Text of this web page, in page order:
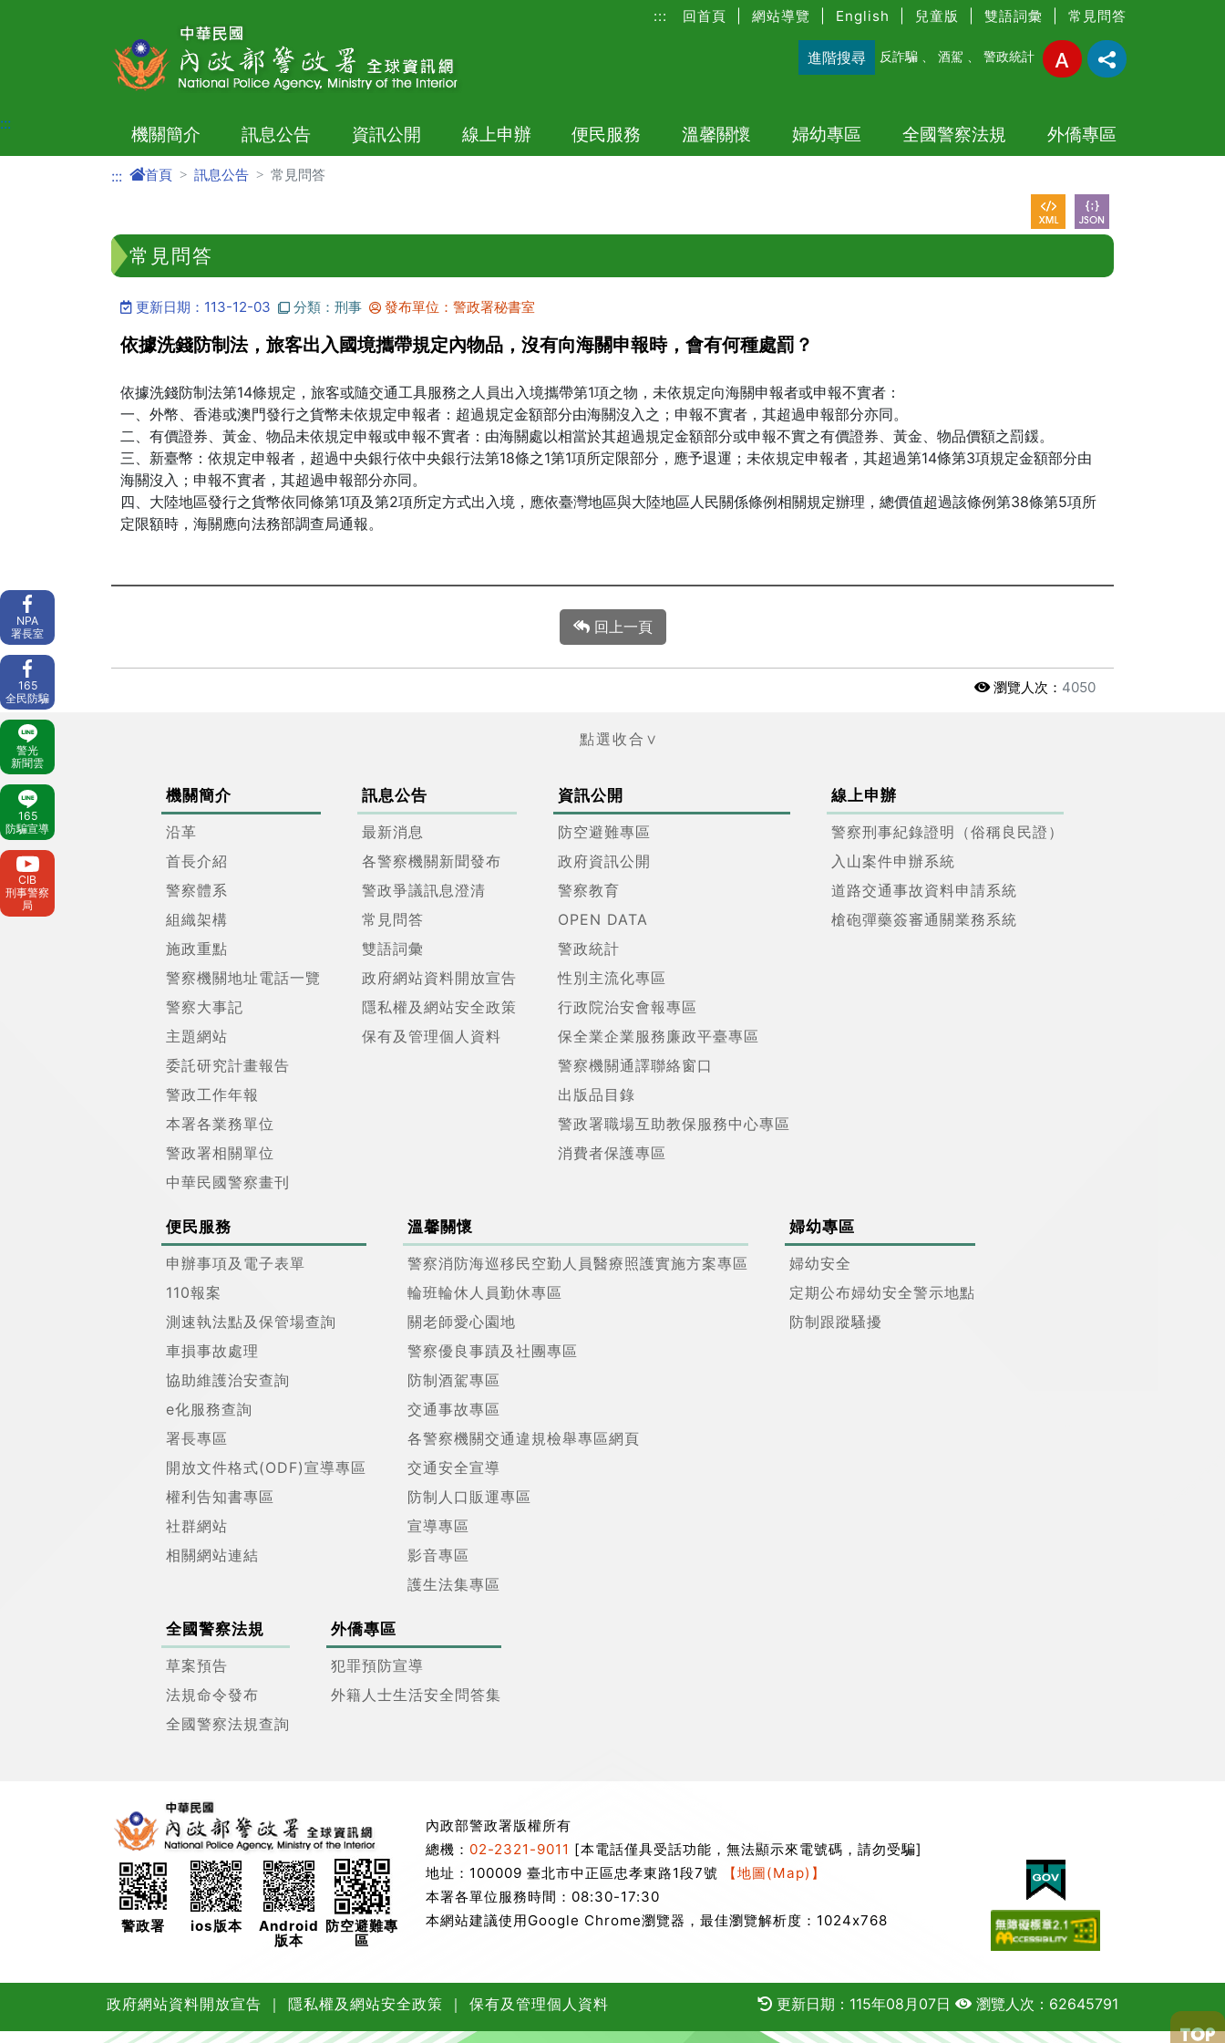
::: 回首頁 網站導覽 English 兒童版 雙語詞彙 常見問答
進階搜尋 反詐騙 酒駕 警政統計
::: 機關簡介 訊息公告 資訊公開 線上申辦 便民服務 溫馨關懷 婦幼專區 全國警察法規 外僑專區
::: 首頁 訊息公告 常見問答
常見問答
更新日期：113-12-03 分類：刑事 發布單位：警政署秘書室
依據洗錢防制法，旅客出入國境攜帶規定內物品，沒有向海關申報時，會有何種處罰？
依據洗錢防制法第14條規定，旅客或隨交通工具服務之人員出入境攜帶第1項之物，未依規定向海關申報者或申報不實者：
一、外幣、香港或澳門發行之貨幣未依規定申報者：超過規定金額部分由海關沒入之；申報不實者，其超過申報部分亦同。
二、有價證券、黃金、物品未依規定申報或申報不實者：由海關處以相當於其超過規定金額部分或申報不實之有價證券、黃金、物品價額之罰鍰。
三、新臺幣：依規定申報者，超過中央銀行依中央銀行法第18條之1第1項所定限部分，應予退運；未依規定申報者，其超過第14條第3項規定金額部分由
海關沒入；申報不實者，其超過申報部分亦同。
四、大陸地區發行之貨幣依同條第1項及第2項所定方式出入境，應依臺灣地區與大陸地區人民關係條例相關規定辦理，總價值超過該條例第38條第5項所
定限額時，海關應向法務部調查局通報。
回上一頁
瀏覽人次： 4050
機關簡介
沿革
首長介紹
警察體系
組織架構
施政重點
警察機關地址電話一覽
警察大事記
主題網站
委託研究計畫報告
警政工作年報
本署各業務單位
警政署相關單位
中華民國警察畫刊
訊息公告
最新消息
各警察機關新聞發布
警政爭議訊息澄清
常見問答
雙語詞彙
政府網站資料開放宣告
隱私權及網站安全政策
保有及管理個人資料
資訊公開
防空避難專區
政府資訊公開
警察教育
OPEN DATA
警政統計
性別主流化專區
行政院治安會報專區
保全業企業服務廉政平臺專區
警察機關通譯聯絡窗口
出版品目錄
警政署職場互助教保服務中心專區
消費者保護專區
線上申辦
警察刑事紀錄證明（俗稱良民證）
入山案件申辦系統
道路交通事故資料申請系統
槍砲彈藥簽審通關業務系統
便民服務
申辦事項及電子表單
110報案
測速執法點及保管場查詢
車損事故處理
協助維護治安查詢
e化服務查詢
署長專區
開放文件格式(ODF)宣導專區
權利告知書專區
社群網站
相關網站連結
溫馨關懷
警察消防海巡移民空勤人員醫療照護實施方案專區
輪班輪休人員勤休專區
關老師愛心園地
警察優良事蹟及社團專區
防制酒駕專區
交通事故專區
各警察機關交通違規檢舉專區網頁
交通安全宣導
防制人口販運專區
宣導專區
影音專區
護生法集專區
婦幼專區
婦幼安全
定期公布婦幼安全警示地點
防制跟蹤騷擾
全國警察法規
草案預告
法規命令發布
全國警察法規查詢
外僑專區
犯罪預防宣導
外籍人士生活安全問答集
警政署 ios版本
Android
版本
防空避難專
區
內政部警政署版權所有
總機： 02-2321-9011 [本電話僅具受話功能，無法顯示來電號碼，請勿受騙]
地址：100009 臺北市中正區忠孝東路1段7號
【地圖(Map)】
本署各單位服務時間：08:30-17:30
本網站建議使用Google Chrome瀏覽器，最佳瀏覽解析度：1024x768
政府網站資料開放宣告 ｜ 隱私權及網站安全政策 ｜ 保有及管理個人資料 更新日期：115年08月07日 瀏覽人次：62645791
NPA
署長室
165
全民防騙
警光
新聞雲
165
防騙宣導
CIB
刑事警察
局